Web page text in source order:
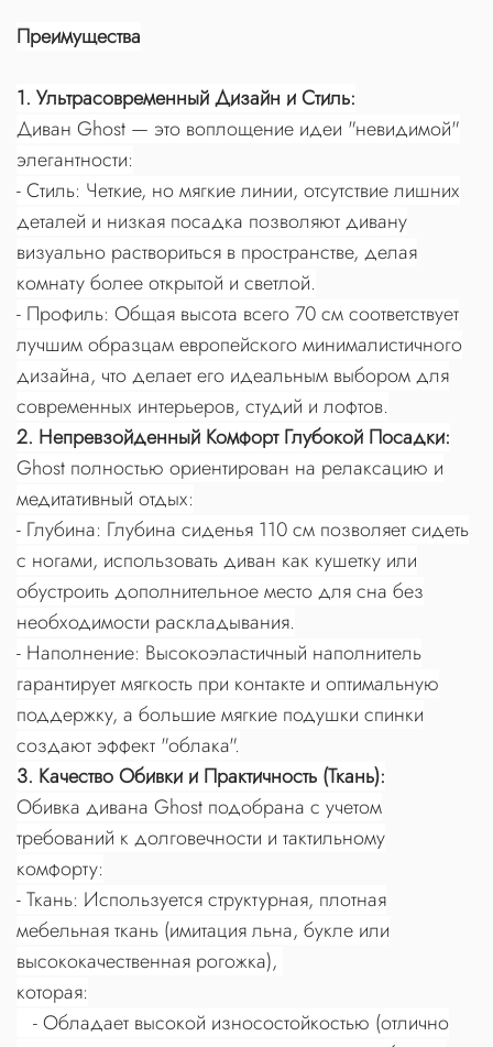
Преимущества
1. Ультрасовременный Дизайн и Стиль:
Диван Ghost — это воплощение идеи "невидимой"
элегантности:
- Стиль: Четкие, но мягкие линии, отсутствие лишних
деталей и низкая посадка позволяют дивану
визуально раствориться в пространстве, делая
комнату более открытой и светлой.
- Профиль: Общая высота всего 70 см соответствует
лучшим образцам европейского минималистичного
дизайна, что делает его идеальным выбором для
современных интерьеров, студий и лофтов.
2. Непревзойденный Комфорт Глубокой Посадки:
Ghost полностью ориентирован на релаксацию и
медитативный отдых:
- Глубина: Глубина сиденья 110 см позволяет сидеть
с ногами, использовать диван как кушетку или
обустроить дополнительное место для сна без
необходимости раскладывания.
- Наполнение: Высокоэластичный наполнитель
гарантирует мягкость при контакте и оптимальную
поддержку, а большие мягкие подушки спинки
создают эффект "облака".
3. Качество Обивки и Практичность (Ткань):
Обивка дивана Ghost подобрана с учетом
требований к долговечности и тактильному
комфорту:
- Ткань: Используется структурная, плотная
мебельная ткань (имитация льна, букле или
высококачественная рогожка),
которая:
- Обладает высокой износостойкостью (отлично